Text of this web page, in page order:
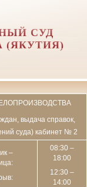
СУД
(ЯКУТИЯ)
выдача справок,
суда) кабинет № 2
–
08:30 –
18:00
12:30 –
14:00